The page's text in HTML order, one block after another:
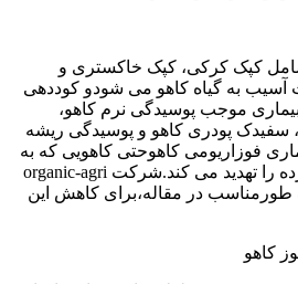
کپک کرکی، کپک خاکستری و
آسیب به گیاه کاهو می شودو کوددهی
موجب پوسیدگی نرم کاهو،
سفیدک پودری کاهو و پوسیدگی ریشه
فوزاریومی کاهوحتی کاهویی که به
طور حفاظت شده رشد کرده را تهدید می کند.شرکت organic-agri
طورمناسب در مقاله،برای کاهش این
کاهو